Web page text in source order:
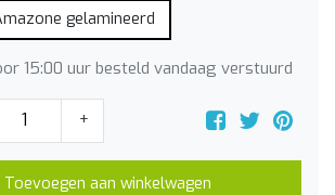
gelamineerd
15:00 uur besteld vandaag verstuurd
+
Toevoegen aan winkelwagen